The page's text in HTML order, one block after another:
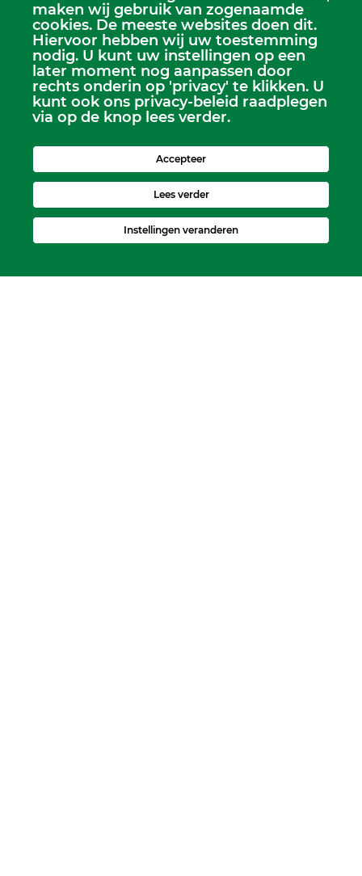
Scriba
Dhr. Leen Kruithof
scriba@kerkheerjansdam.nl
maken wij gebruik van zogenaamde
cookies. De meeste websites doen dit.
Hiervoor hebben wij uw toestemming
nodig. U kunt uw instellingen op een
later moment nog aanpassen door
rechts onderin op 'privacy' te klikken. U
kunt ook ons privacy-beleid raadplegen
via op de knop lees verder.
Accepteer
Lees verder
Instellingen veranderen